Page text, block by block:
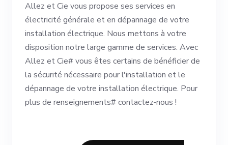
Allez et Cie vous propose ses services en
électricité générale et en dépannage de votre
installation électrique. Nous mettons à votre
disposition notre large gamme de services. Avec
Allez et Cie# vous êtes certains de bénéficier de
la sécurité nécessaire pour l'installation et le
dépannage de votre installation électrique. Pour
plus de renseignements# contactez-nous !